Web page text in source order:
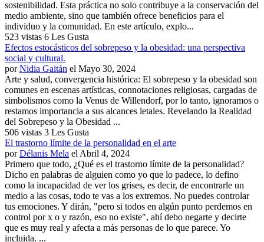
sostenibilidad. Esta práctica no solo contribuye a la conservación del
medio ambiente, sino que también ofrece beneficios para el
individuo y la comunidad. En este artículo, explo...
523 vistas 6 Les Gusta
Efectos estocásticos del sobrepeso y la obesidad: una perspectiva
social y cultural.
porNidia Gaitán el Mayo 30, 2024
Arte y salud, convergencia histórica: El sobrepeso y la obesidad son
comunes en escenas artísticas, connotaciones religiosas, cargadas de
simbolismos como la Venus de Willendorf, por lo tanto, ignoramos o
restamos importancia a sus alcances letales. Revelando la Realidad
del Sobrepeso y la Obesidad ...
506 vistas 3 Les Gusta
El trastorno límite de la personalidad en el arte
porDélanis Mela el Abril 4, 2024
Primero que todo, ¿Qué es el trastorno límite de la personalidad?
Dicho en palabras de alguien como yo que lo padece, lo defino
como la incapacidad de ver los grises, es decir, de encontrarle un
medio a las cosas, todo te vas a los extremos. No puedes controlar
tus emociones. Y dirán, "pero si todos en algún punto perdemos en
control por x o y razón, eso no existe", ahí debo negarte y decirte
que es muy real y afecta a más personas de lo que parece. Yo
incluida. ...